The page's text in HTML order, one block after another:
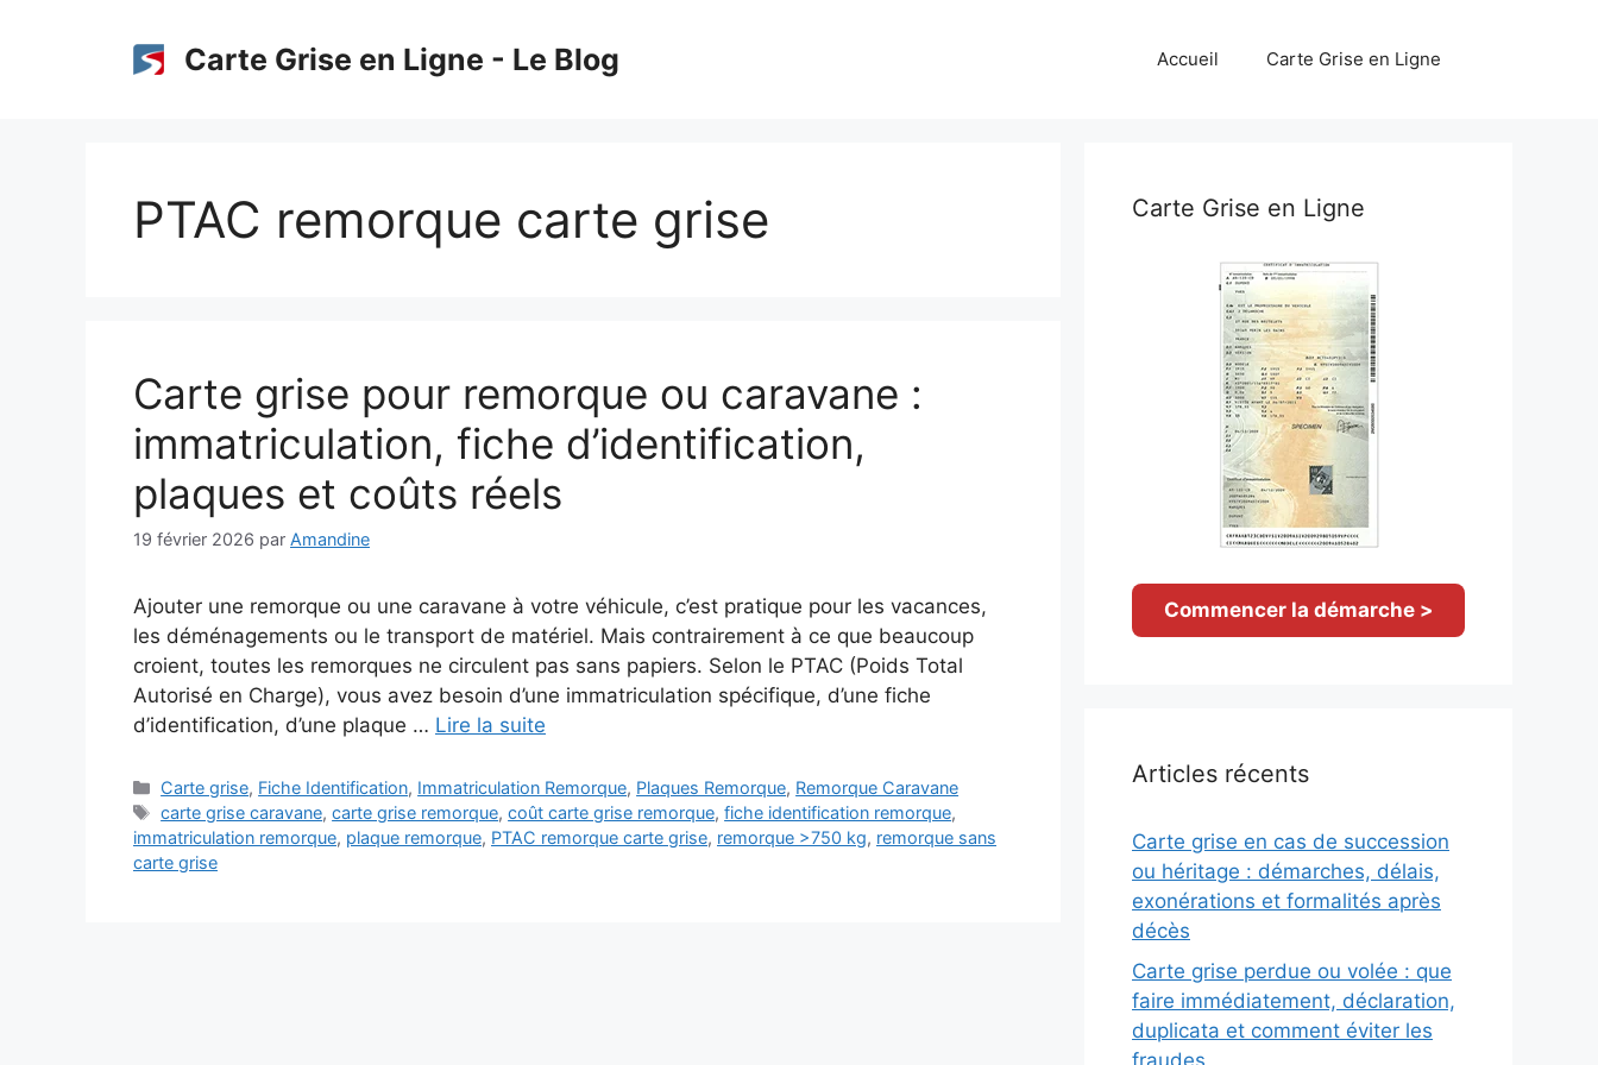
Carte Grise en Ligne - Le Blog Accueil Carte Grise en Ligne
PTAC remorque carte grise
Carte grise pour remorque ou caravane :
immatriculation, fiche d’identification,
plaques et coûts réels
19 février 2026 par Amandine
Ajouter une remorque ou une caravane à votre véhicule, c’est pratique pour les vacances,
les déménagements ou le transport de matériel. Mais contrairement à ce que beaucoup
croient, toutes les remorques ne circulent pas sans papiers. Selon le PTAC (Poids Total
Autorisé en Charge), vous avez besoin d’une immatriculation spécifique, d’une fiche
d’identification, d’une plaque … Lire la suite
Catégories
Carte grise, Fiche Identification, Immatriculation Remorque, Plaques Remorque, Remorque Caravane
Étiquettes
carte grise caravane,carte grise remorque,coût carte grise remorque,fiche identification remorque,
immatriculation remorque, plaque remorque, PTAC remorque carte grise, remorque >750 kg, remorque sans
carte grise
Carte Grise en Ligne
Commencer la démarche >
Articles récents
Carte grise en cas de succession
ou héritage : démarches, délais,
exonérations et formalités après
décès
Carte grise perdue ou volée : que
faire immédiatement, déclaration,
duplicata et comment éviter les
fraudes